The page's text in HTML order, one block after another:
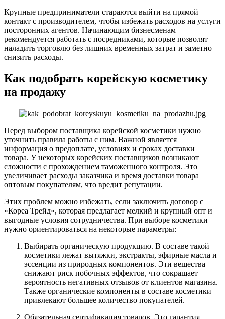
Крупные предприниматели стараются выйти на прямой
контакт с производителем, чтобы избежать расходов на услуги
посторонних агентов. Начинающим бизнесменам
рекомендуется работать с посредниками, которые позволят
наладить торговлю без лишних временных затрат и заметно
снизить расходы.
Как подобрать корейскую косметику
на продажу
Перед выбором поставщика корейской косметики нужно
уточнить правила работы с ним. Важной является
информация о предоплате, условиях и сроках доставки
товара. У некоторых корейских поставщиков возникают
сложности с прохождением таможенного контроля. Это
увеличивает расходы заказчика и время доставки товара
оптовым покупателям, что вредит репутации.
Этих проблем можно избежать, если заключить договор с
«Кореа Трейд», которая предлагает мелкий и крупный опт и
выгодные условия сотрудничества. При выборе косметики
нужно ориентироваться на некоторые параметры:
Выбирать органическую продукцию. В составе такой
косметики лежат вытяжки, экстракты, эфирные масла и
эссенции из природных компонентов. Эти вещества
снижают риск побочных эффектов, что сокращает
вероятность негативных отзывов от клиентов магазина.
Также органические компоненты в составе косметики
привлекают большее количество покупателей.